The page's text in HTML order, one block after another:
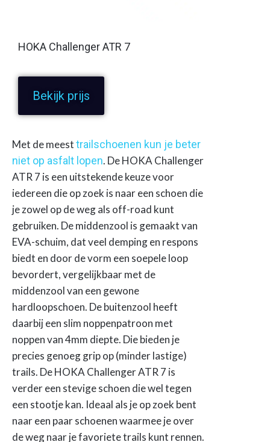
HOKA Challenger ATR 7
Bekijk prijs
Met de meesttrailschoenen kun je beter
niet op asfalt lopen. De HOKA Challenger
ATR 7 is een uitstekende keuze voor
iedereen die op zoek is naar een schoen die
je zowel op de weg als off-road kunt
gebruiken. De middenzool is gemaakt van
EVA-schuim, dat veel demping en respons
biedt en door de vorm een soepele loop
bevordert, vergelijkbaar met de
middenzool van een gewone
hardloopschoen. De buitenzool heeft
daarbij een slim noppenpatroon met
noppen van 4mm diepte. Die bieden je
precies genoeg grip op (minder lastige)
trails. De HOKA Challenger ATR 7 is
verder een stevige schoen die wel tegen
een stootje kan. Ideaal als je op zoek bent
naar een paar schoenen waarmee je over
de weg naar je favoriete trails kunt rennen.